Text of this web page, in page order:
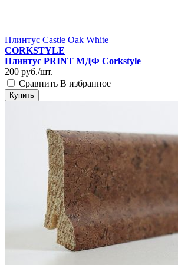
Плинтус Castle Oak White
CORKSTYLE
Плинтус PRINT МДФ Corkstyle
200 руб./шт.
Сравнить В избранное
Купить